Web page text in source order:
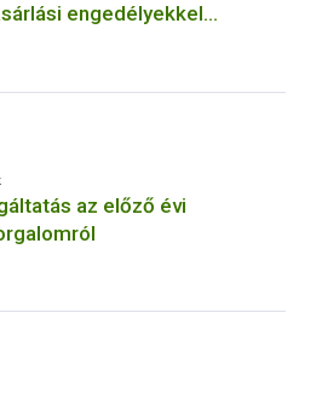
engedélyekkel
az előző évi